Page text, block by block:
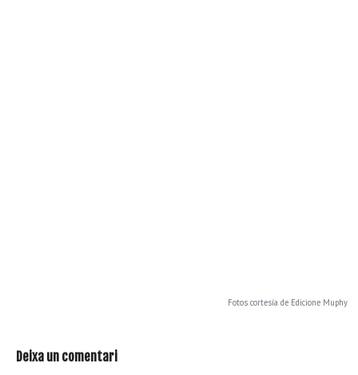
Fotos cortesía de Edicione Muphy
Deixa un comentari